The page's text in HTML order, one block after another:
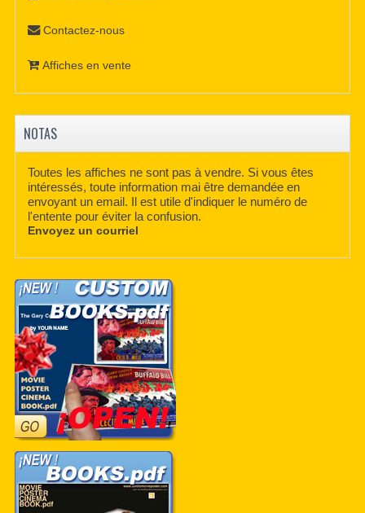
Contactez-nous
Affiches en vente
NOTAS
Toutes les affiches ne sont pas à vendre. Si vous êtes
intéressés, toute information mai être demandée en
envoyant un email. Il est utile d'indiquer le numéro de
l'entente pour éviter la confusion.
Envoyez un courriel